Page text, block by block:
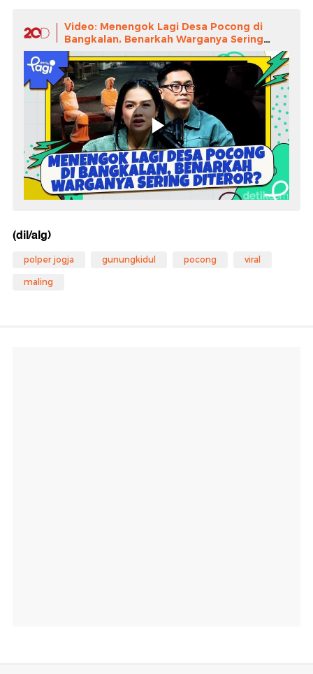
Video: Menengok Lagi Desa Pocong di
Bangkalan, Benarkah Warganya Sering
Diteror?
(dil/alg)
polper jogja gunungkidul pocong viral
maling